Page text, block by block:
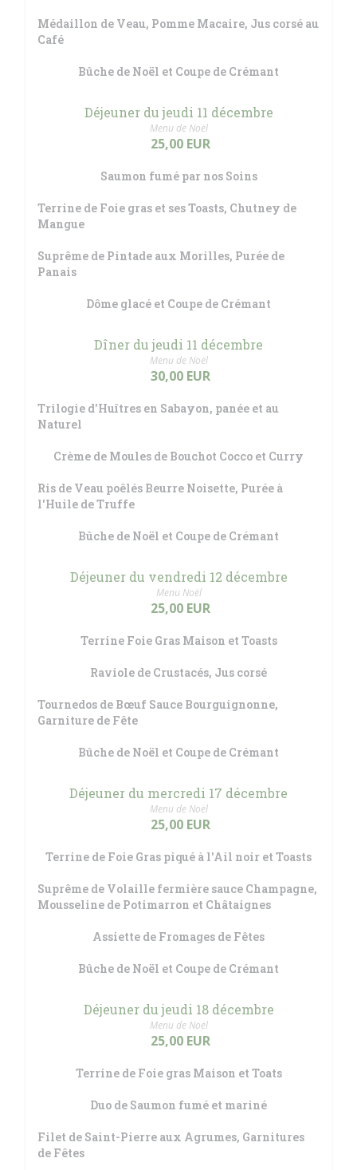
Médaillon de Veau, Pomme Macaire, Jus corsé au
Café
Bûche de Noël et Coupe de Crémant
Déjeuner du jeudi 11 décembre
Menu de Noël
25,00 EUR
Saumon fumé par nos Soins
Terrine de Foie gras et ses Toasts, Chutney de
Mangue
Suprême de Pintade aux Morilles, Purée de
Panais
Dôme glacé et Coupe de Crémant
Dîner du jeudi 11 décembre
Menu de Noël
30,00 EUR
Trilogie d'Huîtres en Sabayon, panée et au
Naturel
Crème de Moules de Bouchot Cocco et Curry
Ris de Veau poêlés Beurre Noisette, Purée à
l'Huile de Truffe
Bûche de Noël et Coupe de Crémant
Déjeuner du vendredi 12 décembre
Menu Noël
25,00 EUR
Terrine Foie Gras Maison et Toasts
Raviole de Crustacés, Jus corsé
Tournedos de Bœuf Sauce Bourguignonne,
Garniture de Fête
Bûche de Noël et Coupe de Crémant
Déjeuner du mercredi 17 décembre
Menu de Noël
25,00 EUR
Terrine de Foie Gras piqué à l'Ail noir et Toasts
Suprême de Volaille fermière sauce Champagne,
Mousseline de Potimarron et Châtaignes
Assiette de Fromages de Fêtes
Bûche de Noël et Coupe de Crémant
Déjeuner du jeudi 18 décembre
Menu de Noël
25,00 EUR
Terrine de Foie gras Maison et Toats
Duo de Saumon fumé et mariné
Filet de Saint-Pierre aux Agrumes, Garnitures
de Fêtes